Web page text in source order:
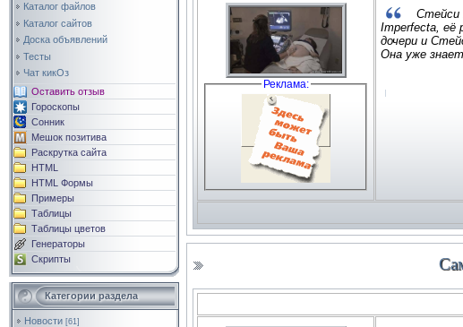
Каталог файлов
Каталог сайтов
Доска объявлений
Тесты
Чат кикОз
Оставить отзыв
Гороскопы
Сонник
Мешок позитива
Раскрутка сайта
HTML
HTML Формы
Примеры
Таблицы
Таблицы цветов
Генераторы
Скрипты
Категории раздела
Новости [61]
Реклама:
Стейси
Imperfecta, её
дочери и
Она уже
Подробнее